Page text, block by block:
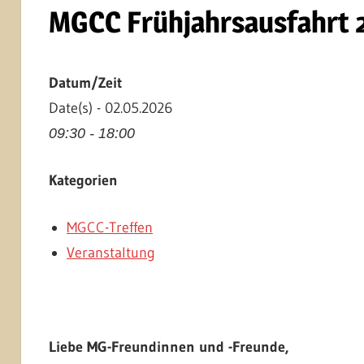
MGCC Frühjahrsausfahrt
Datum/Zeit
Date(s) - 02.05.2026
09:30 - 18:00
Kategorien
MGCC-Treffen
Veranstaltung
Liebe MG-Freundinnen und -Freunde,